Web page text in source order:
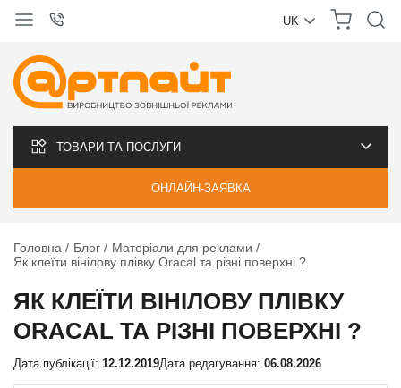
UK
ТОВАРИ ТА ПОСЛУГИ
ОНЛАЙН-ЗАЯВКА
Головна Блог
Матеріали для реклами
Як клеїти вінілову плівку Oracal та різні поверхні ?
ЯК КЛЕЇТИ ВІНІЛОВУ ПЛІВКУ
ORACAL ТА РІЗНІ ПОВЕРХНІ ?
Дата публікації: 12.12.2019Дата редагування: 06.08.2026